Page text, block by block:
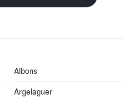
Albons
Argelaguer